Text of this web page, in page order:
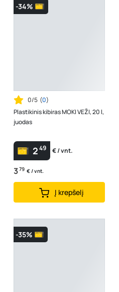
-34%
0/5 (0)
Plastikinis kibiras MOKI VEŽI, 20 l,
juodas
249 € / vnt.
379 € / vnt.
Į krepšelį
-35%